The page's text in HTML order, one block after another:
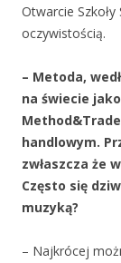
Otwarcie
oczywistością.
– Metoda,
na świecie
handlowym.
zwłaszcza że
Często się
muzyką?
– Najkrócej